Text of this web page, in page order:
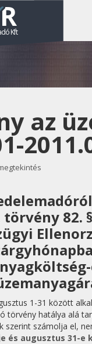
Kft
az
törvény
1-31 között
törvény hatálya alá
szerint számolja el,
és augusztus 31-